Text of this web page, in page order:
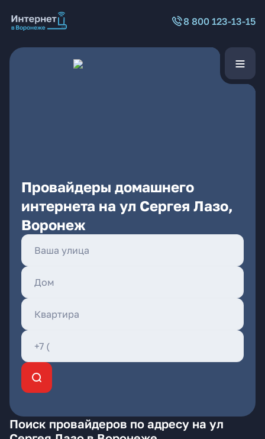
8 800 123-13-15
Провайдеры домашнего
интернета на ул Сергея Лазо,
Воронеж
Поиск провайдеров по адресу на ул